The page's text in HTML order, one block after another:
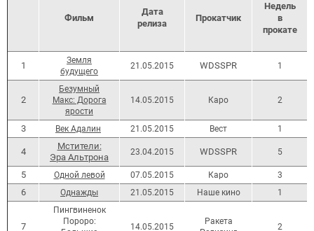
Фильм
Дата
релиза
Прокатчик
Недель
в
прокате
1
Земля
будущего
21.05.2015 WDSSPR 1
2
Безумный
Макс: Дорога
ярости
14.05.2015 Каро 2
3 Век Адалин 21.05.2015 Вест 1
4
Мстители:
Эра Альтрона
23.04.2015 WDSSPR 5
5 Одной левой 07.05.2015 Каро 3
6 Однажды 21.05.2015 Наше кино 1
7
Пингвиненок
Пороро:
14.05.2015
Ракета
2